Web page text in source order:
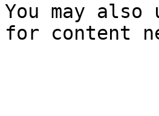
You may also